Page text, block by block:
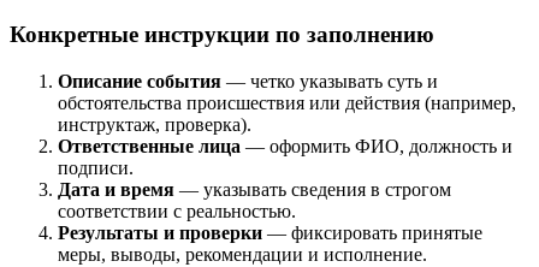
Конкретные инструкции по заполнению
Описание события — четко указывать суть и
обстоятельства происшествия или действия (например,
инструктаж, проверка).
Ответственные лица — оформить ФИО, должность и
подписи.
Дата и время — указывать сведения в строгом
соответствии с реальностью.
Результаты и проверки — фиксировать принятые
меры, выводы, рекомендации и исполнение.